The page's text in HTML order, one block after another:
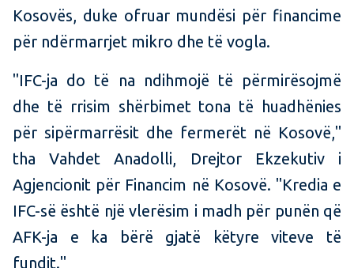
Kosovës, duke ofruar mundësi për financime
për ndërmarrjet mikro dhe të vogla.
"IFC-ja do të na ndihmojë të përmirësojmë
dhe të rrisim shërbimet tona të huadhënies
për sipërmarrësit dhe fermerët në Kosovë,"
tha Vahdet Anadolli, Drejtor Ekzekutiv i
Agjencionit për Financim në Kosovë. "Kredia e
IFC-së është një vlerësim i madh për punën që
AFK-ja e ka bërë gjatë këtyre viteve të
fundit."